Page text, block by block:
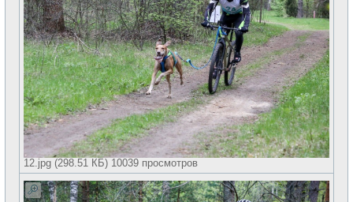
12.jpg (298.51 КБ) 10039 просмотров